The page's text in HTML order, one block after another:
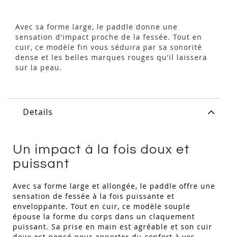
Avec sa forme large, le paddle donne une
sensation d'impact proche de la fessée. Tout en
cuir, ce modèle fin vous séduira par sa sonorité
dense et les belles marques rouges qu'il laissera
sur la peau.
Details
Un impact à la fois doux et
puissant
Avec sa forme large et allongée, le paddle offre une
sensation de fessée à la fois puissante et
enveloppante. Tout en cuir, ce modèle souple
épouse la forme du corps dans un claquement
puissant. Sa prise en main est agréable et son cuir